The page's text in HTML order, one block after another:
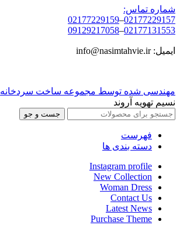
شماره تماس:
02177229157
–
02177229159
02177131553
–
09129217058
ایمیل: info@nasimtahvie.ir
مهندسی شده توسط مجموعه ساخت سردخانه
نسیم تهویه آروند
جست و جو
فهرست
دسته بندی ها
Instagram profile
New Collection
Woman Dress
Contact Us
Latest News
Purchase Theme